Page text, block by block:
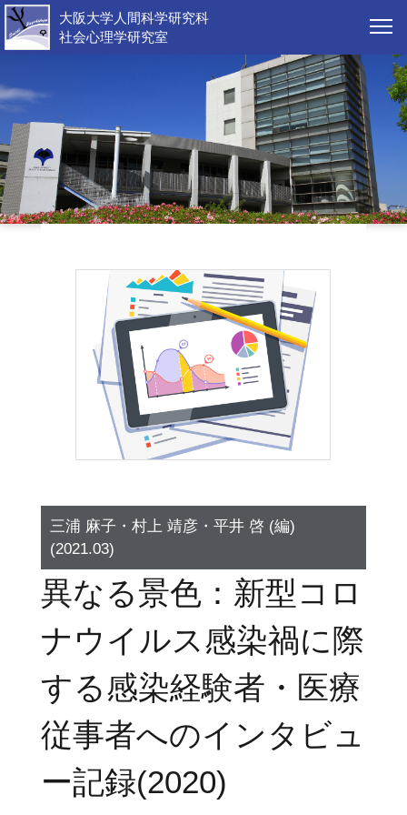
大阪大学人間科学研究科
社会心理学研究室
三浦 麻子・村上 靖彦・平井 啓 (編)
(2021.03)
異なる景色：新型コロ
ナウイルス感染禍に際
する感染経験者・医療
従事者へのインタビュ
ー記録(2020)